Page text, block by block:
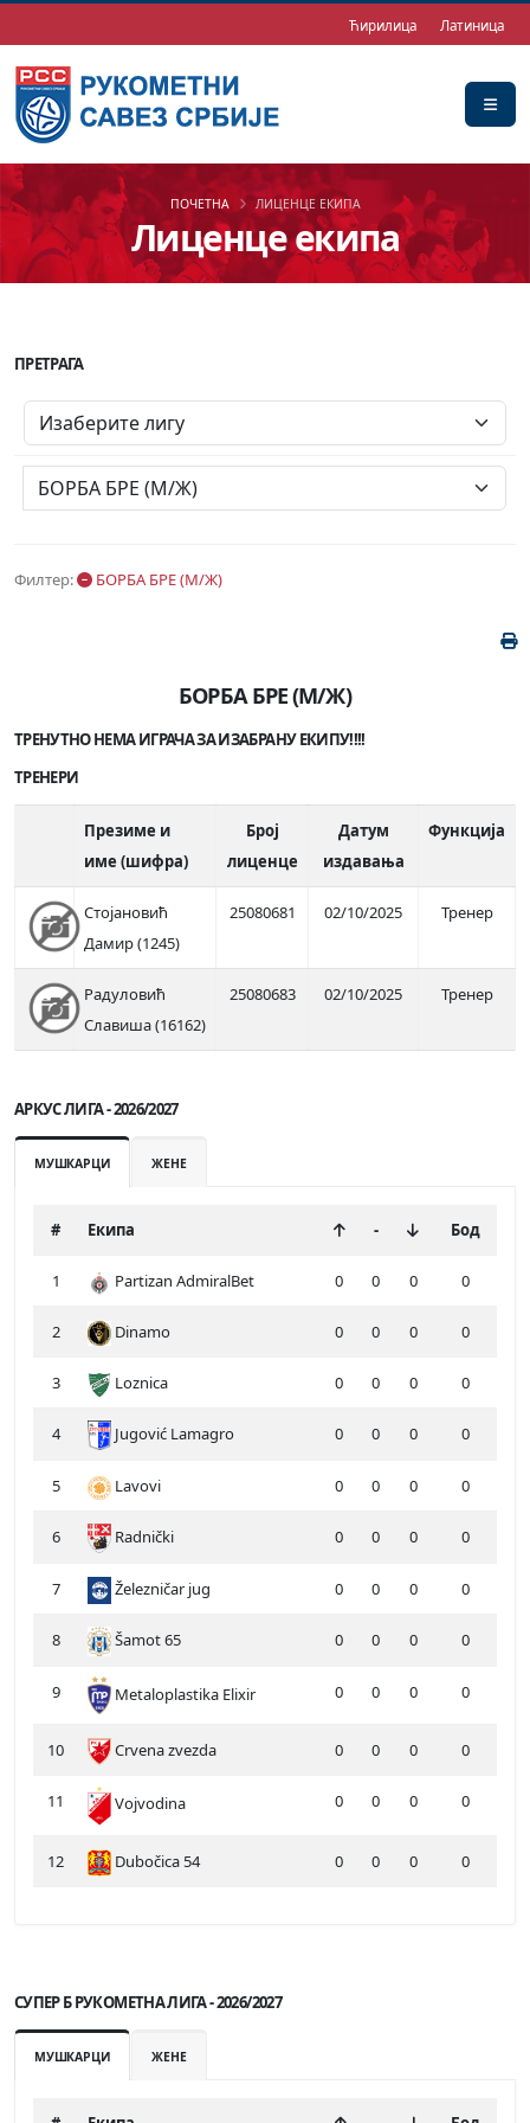
Ћирилица Латиница
Лиценце екипа
ПОЧЕТНА ЛИЦЕНЦЕ ЕКИПА
Филтер: БОРБА БРЕ (М/Ж)
БОРБА БРЕ (М/Ж)
ТРЕНУТНО НЕМА ИГРАЧА ЗА ИЗАБРАНУ ЕКИПУ!!!!
ТРЕНЕРИ
Презиме и
име (шифра)
Број
лиценце
Датум
издавања
Функција
Стојановић
Дамир (1245)
25080681 02/10/2025 Тренер
Радуловић
Славиша (16162)
25080683 02/10/2025 Тренер
ПРЕТРАГА
АРКУС ЛИГА - 2026/2027
МУШКАРЦИ ЖЕНЕ
# Екипа - Бод
1 Partizan AdmiralBet 0 0 0 0
2 Dinamo 0 0 0 0
3 Loznica 0 0 0 0
4 Jugović Lamagro 0 0 0 0
5 Lavovi 0 0 0 0
6 Radnički 0 0 0 0
7 Železničar jug 0 0 0 0
8 Šamot 65 0 0 0 0
9 Metaloplastika Elixir 0 0 0 0
10 Crvena zvezda 0 0 0 0
11 Vojvodina 0 0 0 0
12 Dubočica 54 0 0 0 0
СУПЕР Б РУКОМЕТНА ЛИГА - 2026/2027
МУШКАРЦИ ЖЕНЕ